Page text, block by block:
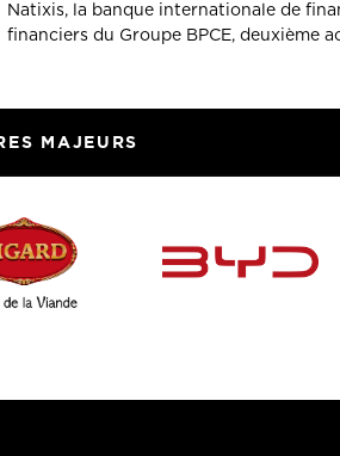
Natixis, la banque internationale de
financiers du Groupe BPCE, deuxième
MAJEURS